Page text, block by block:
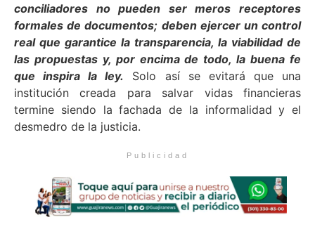
conciliadores no pueden ser meros receptores
formales de documentos; deben ejercer un control
real que garantice la transparencia, la viabilidad de
las propuestas y, por encima de todo, la buena fe
que inspira la ley.
Solo así se evitará que una
institución creada para salvar vidas financieras
termine siendo la fachada de la informalidad y el
desmedro de la justicia.
Publicidad